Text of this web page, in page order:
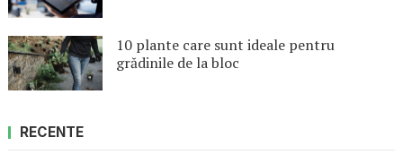
10 plante care sunt ideale pentru
grădinile de la bloc
RECENTE